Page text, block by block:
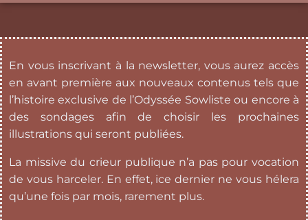
En vous inscrivant à la newsletter, vous aurez accès
en avant première aux nouveaux contenus tels que
l’histoire exclusive de l’Odyssée Sowliste ou encore à
des sondages afin de choisir les prochaines
illustrations qui seront publiées.
La missive du crieur publique n’a pas pour vocation
de vous harceler. En effet, ice dernier ne vous hélera
qu’une fois par mois, rarement plus.